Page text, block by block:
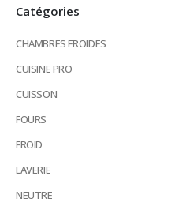
Catégories
CHAMBRES FROIDES
CUISINE PRO
CUISSON
FOURS
FROID
LAVERIE
NEUTRE